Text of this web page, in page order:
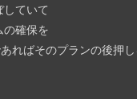
ていて
の確保を
ればそのプランの後押